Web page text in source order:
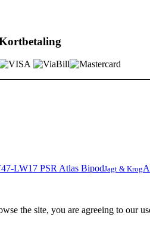
Jagt & Krog
the site, you are agreeing to our